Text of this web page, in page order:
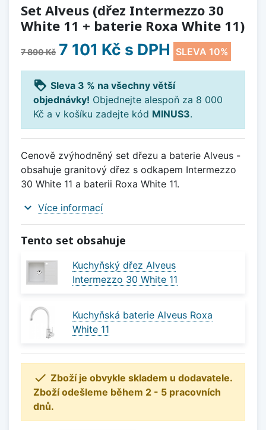
Set Alveus (dřez Intermezzo 30
White 11 + baterie Roxa White 11)
7 890 Kč 7 101 Kč s DPH SLEVA 10%
loyalty Sleva 3 % na všechny větší
objednávky! Objednejte alespoň za 8 000
Kč a v košíku zadejte kód MINUS3.
Cenově zvýhodněný set dřezu a baterie Alveus -
obsahuje granitový dřez s odkapem Intermezzo
30 White 11 a baterii Roxa White 11.
expand_more Více informací
Tento set obsahuje
Kuchyňský dřez Alveus
Intermezzo 30 White 11
Kuchyňská baterie Alveus Roxa
White 11
 Zboží je obvykle skladem u dodavatele.
Zboží odešleme během 2 - 5 pracovních
dnů.